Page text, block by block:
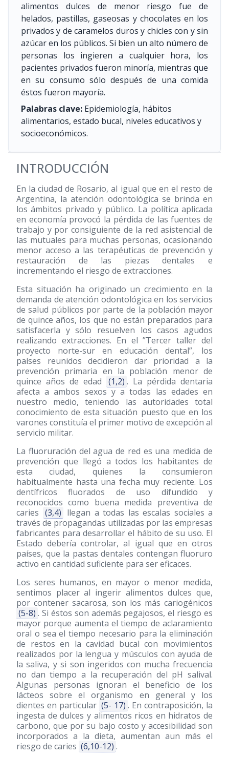
alimentos dulces de menor riesgo fue de
helados, pastillas, gaseosas y chocolates en los
privados y de caramelos duros y chicles con y sin
azúcar en los públicos. Si bien un alto número de
personas los ingieren a cualquier hora, los
pacientes privados fueron minoría, mientras que
en su consumo sólo después de una comida
éstos fueron mayoría.
Palabras clave: Epidemiología, hábitos
alimentarios, estado bucal, niveles educativos y
socioeconómicos.
INTRODUCCIÓN
En la ciudad de Rosario, al igual que en el resto de
Argentina, la atención odontológica se brinda en
los ámbitos privado y público. La política aplicada
en economía provocó la pérdida de las fuentes de
trabajo y por consiguiente de la red asistencial de
las mutuales para muchas personas, ocasionando
menor acceso a las terapéuticas de prevención y
restauración de las piezas dentales e
incrementando el riesgo de extracciones.
Esta situación ha originado un crecimiento en la
demanda de atención odontológica en los servicios
de salud públicos por parte de la población mayor
de quince años, los que no están preparados para
satisfacerla y sólo resuelven los casos agudos
realizando extracciones. En el ”Tercer taller del
proyecto norte-sur en educación dental”, los
países reunidos decidieron dar prioridad a la
prevención primaria en la población menor de
quince años de edad
(1,2) . La pérdida dentaria
afecta a ambos sexos y a todas las edades en
nuestro medio, teniendo las autoridades total
conocimiento de esta situación puesto que en los
varones constituía el primer motivo de excepción al
servicio militar.
La fluoruración del agua de red es una medida de
prevención que llegó a todos los habitantes de
esta ciudad, quienes la consumieron
habitualmente hasta una fecha muy reciente. Los
dentífricos fluorados de uso difundido y
reconocidos como buena medida preventiva de
caries (3,4) llegan a todas las escalas sociales a
través de propagandas utilizadas por las empresas
fabricantes para desarrollar el hábito de su uso. El
Estado debería controlar, al igual que en otros
países, que la pastas dentales contengan fluoruro
activo en cantidad suficiente para ser eficaces.
Los seres humanos, en mayor o menor medida,
sentimos placer al ingerir alimentos dulces que,
por contener sacarosa, son los más cariogénicos
(5-8) . Si éstos son además pegajosos, el riesgo es
mayor porque aumenta el tiempo de aclaramiento
oral o sea el tiempo necesario para la eliminación
de restos en la cavidad bucal con movimientos
realizados por la lengua y músculos con ayuda de
la saliva, y si son ingeridos con mucha frecuencia
no dan tiempo a la recuperación del pH salival.
Algunas personas ignoran el beneficio de los
lácteos sobre el organismo en general y los
dientes en particular (5- 17) . En contraposición, la
ingesta de dulces y alimentos ricos en hidratos de
carbono, que por su bajo costo y accesibilidad son
incorporados a la dieta, aumentan aun más el
riesgo de caries (6,10-12) .